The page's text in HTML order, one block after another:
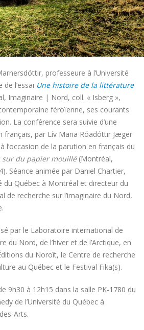
professeure à l’Université
l’essai Une histoire de la littérature
Imaginaire | Nord, coll. « Isberg »,
féroïenne, ses courants
La conférence sera suivie d’une
français, par Lív Maria Róadóttir Jæger
l’occasion de la parution en français du
sur du papier mouillé(Montréal,
Séance animée par Daniel Chartier,
du Québec à Montréal et directeur du
de recherche sur l’imaginaire du Nord,
par le Laboratoire international de
du Nord, de l’hiver et de l’Arctique, en
du Noroît, le Centre de recherche
au Québec et le Festival Fika(s).
9h30 à 12h15 dans la salle PK-1780 du
de l’Université du Québec à
Arts.